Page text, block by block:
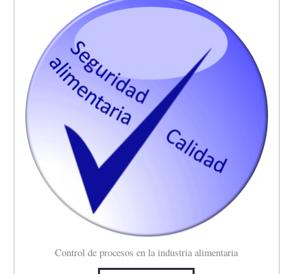
Control de procesos en la industria alimentaria